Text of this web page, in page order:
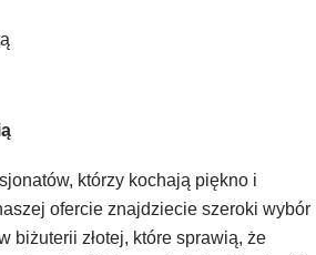
którzy kochają piękno i
ofercie znajdziecie szeroki wybór
biżuterii złotej, które sprawią, że